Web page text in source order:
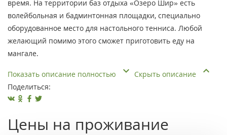
время. На территории баз отдыха «Озеро Шир» есть
волейбольная и бадминтонная площадки, специально
оборудованное место для настольного тенниса. Любой
желающий помимо этого сможет приготовить еду на
мангале.
Показать описание полностью
Скрыть описание
Поделиться:
Цены на проживание